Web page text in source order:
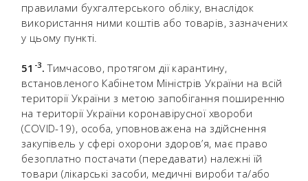
правилами бухгалтерського обліку, внаслідок
використання ними коштів або товарів, зазначених
у цьому пункті.
51 -3. Тимчасово, протягом дії карантину,
встановленого Кабінетом Міністрів України на всій
території України з метою запобігання поширенню
на території України коронавірусної хвороби
(COVID-19), особа, уповноважена на здійснення
закупівель у сфері охорони здоров’я, має право
безоплатно постачати (передавати) належні їй
товари (лікарські засоби, медичні вироби та/або